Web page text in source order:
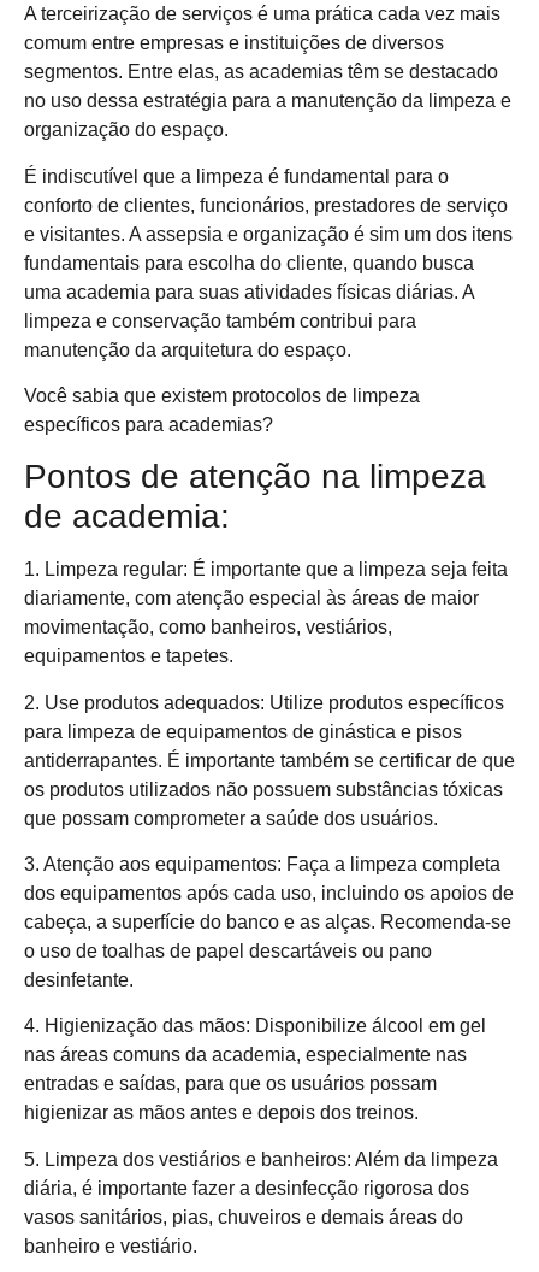
A terceirização de serviços é uma prática cada vez mais
comum entre empresas e instituições de diversos
segmentos. Entre elas, as academias têm se destacado
no uso dessa estratégia para a manutenção da limpeza e
organização do espaço.
É indiscutível que a limpeza é fundamental para o
conforto de clientes, funcionários, prestadores de serviço
e visitantes. A assepsia e organização é sim um dos itens
fundamentais para escolha do cliente, quando busca
uma academia para suas atividades físicas diárias. A
limpeza e conservação também contribui para
manutenção da arquitetura do espaço.
Você sabia que existem protocolos de limpeza
específicos para academias?
Pontos de atenção na limpeza
de academia:
1. Limpeza regular: É importante que a limpeza seja feita
diariamente, com atenção especial às áreas de maior
movimentação, como banheiros, vestiários,
equipamentos e tapetes.
2. Use produtos adequados: Utilize produtos específicos
para limpeza de equipamentos de ginástica e pisos
antiderrapantes. É importante também se certificar de que
os produtos utilizados não possuem substâncias tóxicas
que possam comprometer a saúde dos usuários.
3. Atenção aos equipamentos: Faça a limpeza completa
dos equipamentos após cada uso, incluindo os apoios de
cabeça, a superfície do banco e as alças. Recomenda-se
o uso de toalhas de papel descartáveis ou pano
desinfetante.
4. Higienização das mãos: Disponibilize álcool em gel
nas áreas comuns da academia, especialmente nas
entradas e saídas, para que os usuários possam
higienizar as mãos antes e depois dos treinos.
5. Limpeza dos vestiários e banheiros: Além da limpeza
diária, é importante fazer a desinfecção rigorosa dos
vasos sanitários, pias, chuveiros e demais áreas do
banheiro e vestiário.